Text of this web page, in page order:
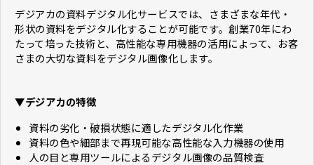
デジアカの資料デジタル化サービスでは、さまざまな年代・
形状の資料をデジタル化することが可能です。創業70年にわ
たって培った技術と、高性能な専用機器の活用によって、お客
さまの大切な資料をデジタル画像化します。
▼デジアカの特徴
資料の劣化・破損状態に適したデジタル化作業
資料の色や細部まで再現可能な高性能な入力機器の使用
人の目と専用ツールによるデジタル画像の品質検査